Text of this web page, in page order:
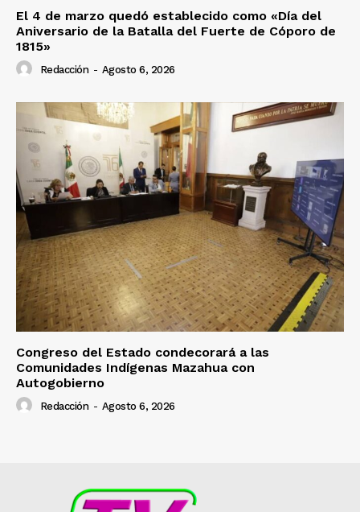
El 4 de marzo quedó establecido como «Día del
Aniversario de la Batalla del Fuerte de Cóporo de
1815»
Redacción - Agosto 6, 2026
Congreso del Estado condecorará a las
Comunidades Indígenas Mazahua con
Autogobierno
Redacción - Agosto 6, 2026